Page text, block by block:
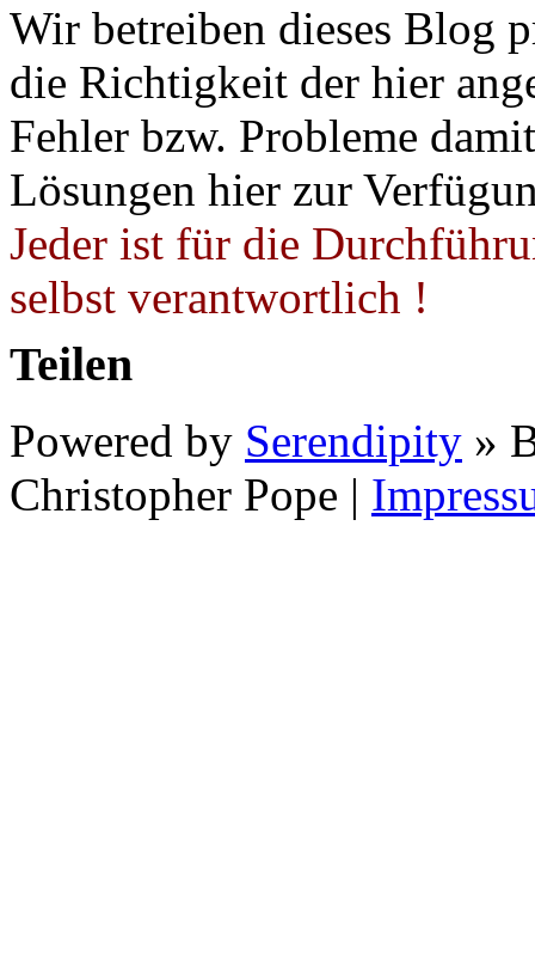
Wir betreiben dieses Blog
die Richtigkeit der hier
Fehler bzw. Probleme
Lösungen hier zur
Jeder ist für die
selbst verantwortlich !
Teilen
Powered by Serendipity »
Christopher Pope |